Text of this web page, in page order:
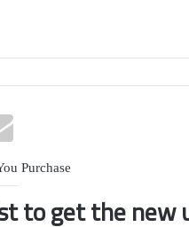
Purchase
to get the new